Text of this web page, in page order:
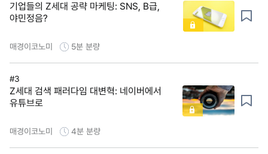
기업들의 Z세대 공략 마케팅: SNS, B급,
야민정음?
매경이코노미 5분 분량
#3
Z세대 검색 패러다임 대변혁: 네이버에서
유튜브로
매경이코노미 4분 분량